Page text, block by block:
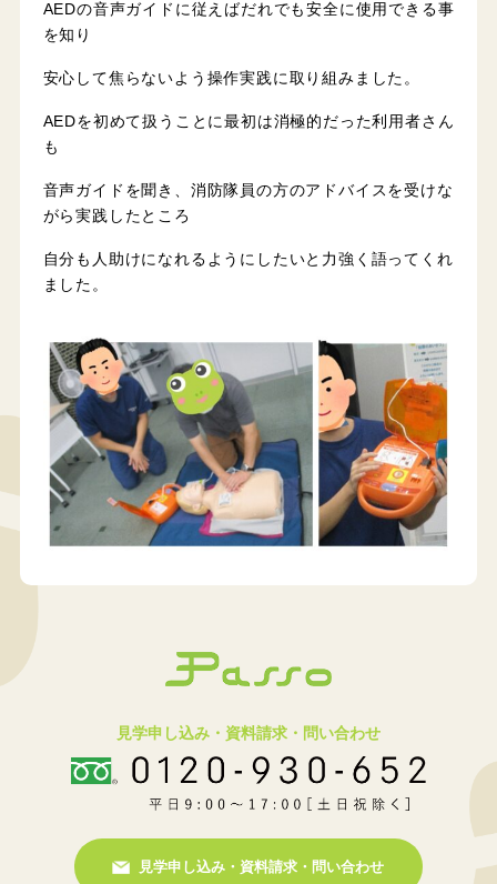
AEDの音声ガイドに従えばだれでも安全に使用できる事
を知り
安心して焦らないよう操作実践に取り組みました。
AEDを初めて扱うことに最初は消極的だった利用者さん
も
音声ガイドを聞き、消防隊員の方のアドバイスを受けな
がら実践したところ
自分も人助けになれるようにしたいと力強く語ってくれ
ました。
見学申し込み・資料請求・問い合わせ
見学申し込み・資料請求・問い合わせ